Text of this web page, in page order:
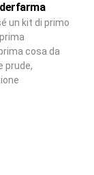
un kit di primo
cosa da
prude,